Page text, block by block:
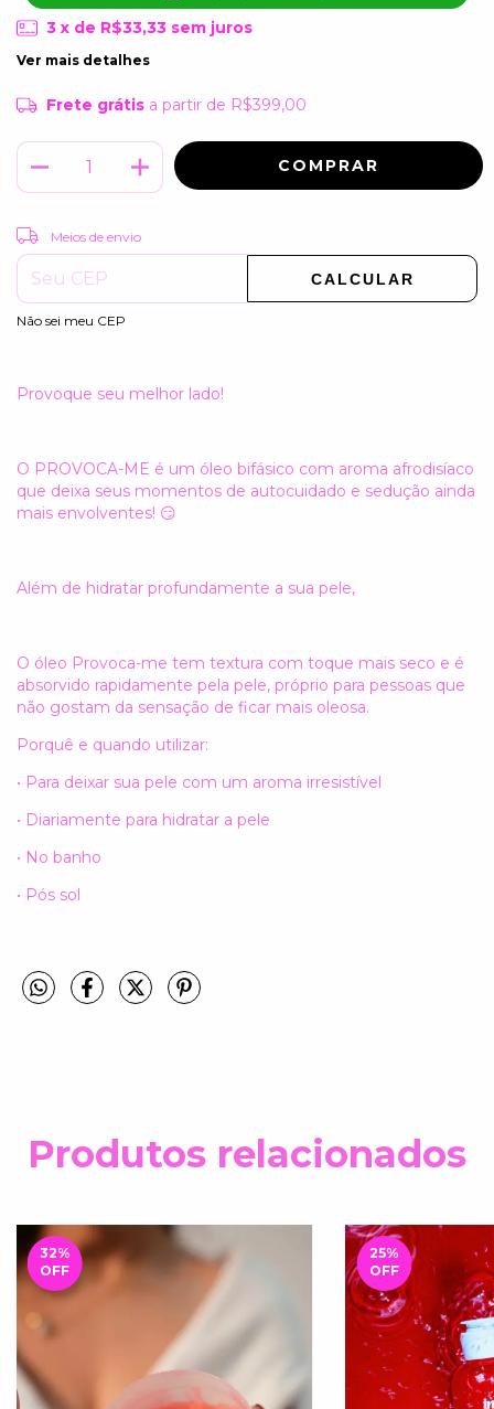
3 x de R$33,33 sem juros
Ver mais detalhes
Frete grátis a partir de R$399,00
Entregas para o CEP:
Meios de envio
CALCULAR
Não sei meu CEP
Provoque seu melhor lado!
O PROVOCA-ME é um óleo bifásico com aroma afrodisíaco
que deixa seus momentos de autocuidado e sedução ainda
mais envolventes! 😏
Além de hidratar profundamente a sua pele,
O óleo Provoca-me tem textura com toque mais seco e é
absorvido rapidamente pela pele, próprio para pessoas que
não gostam da sensação de ficar mais oleosa.
Porquê e quando utilizar:
• Para deixar sua pele com um aroma irresistível
• Diariamente para hidratar a pele
• No banho
• Pós sol
Produtos relacionados
32%
OFF
25%
OFF